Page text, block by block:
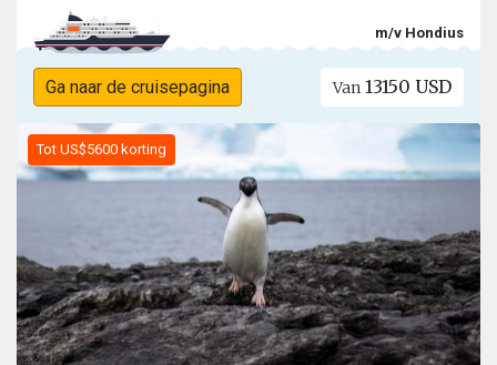
m/v Hondius
Ga naar de cruisepagina Van 13150 USD
Tot US$5600 korting